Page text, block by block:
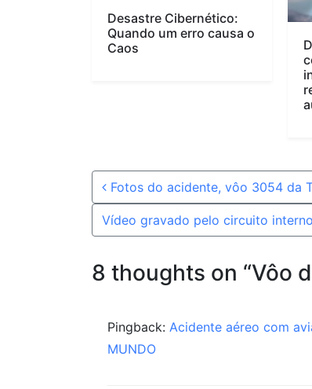
Desastre Cibernético:
Quando um erro causa o
Caos
Post navigation
Fotos do acidente, vôo 3054 da
Vídeo gravado pelo circuito
8 thoughts on “Vôo
Pingback: Acidente aéreo com
MUNDO